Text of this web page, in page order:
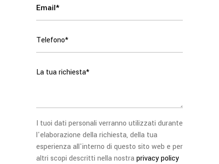
I tuoi dati personali verranno utilizzati durante
l'elaborazione della richiesta, della tua
esperienza all'interno di questo sito web e per
altri scopi descritti nella nostraprivacy policy